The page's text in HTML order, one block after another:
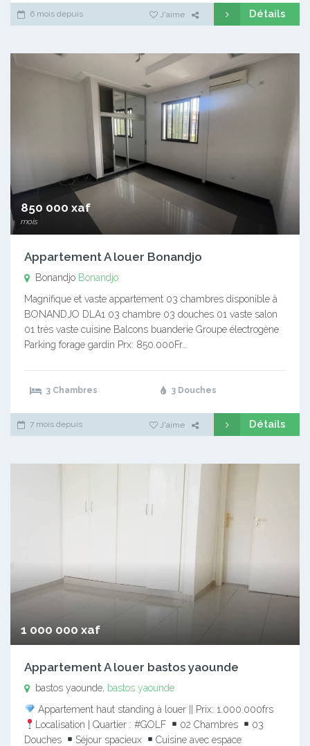
6 mois depuis J'aime Détails
850 000 xaf
mois
Appartement A louer Bonandjo
Bonandjo Bonandjo
Magnifique et vaste appartement 03 chambres disponible à
BONANDJO DLA1 03 chambre 03 douches 01 vaste salon
01 très vaste cuisine Balcons buanderie Groupe électrogène
Parking forage gardin Prx: 850.000Fr…
3 Chambres 3 Douches
7 mois depuis J'aime Détails
1 000 000 xaf
Appartement A louer bastos yaounde
bastos yaounde, bastos yaounde
Appartement haut standing à louer || Prix: 1.000.000frs
Localisation | Quartier : #GOLF
02 Chambres
03
Douches
Séjour spacieux
Cuisine avec espace